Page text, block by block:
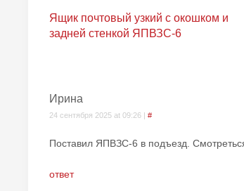
Ящик почтовый узкий с окошком и
задней стенкой ЯПВЗС-6
Ирина
24 сентября 2025 at 09:26 | #
Поставил ЯПВЗС-6 в подъезд.
ответ